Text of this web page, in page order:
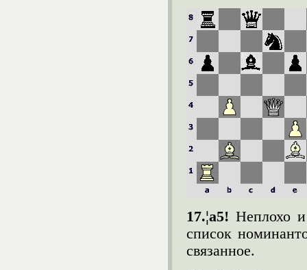
17.¦a5!Неплохо
список
связанное.